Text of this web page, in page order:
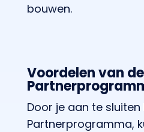
bouwen.
Voordelen van
Door je aan te sluiten
Partnerprogramma,